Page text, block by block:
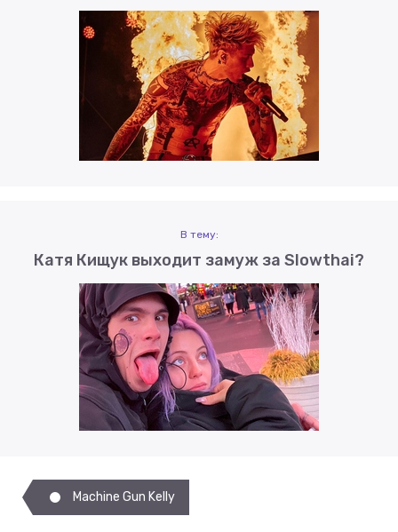
В тему:
Катя Кищук выходит замуж за Slowthai?
Machine Gun Kelly